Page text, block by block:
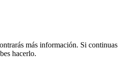
más información. Si continuas
hacerlo.